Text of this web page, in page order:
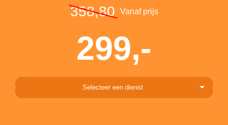
358,80 Vanaf prijs
299,-
Selecteer een dienst